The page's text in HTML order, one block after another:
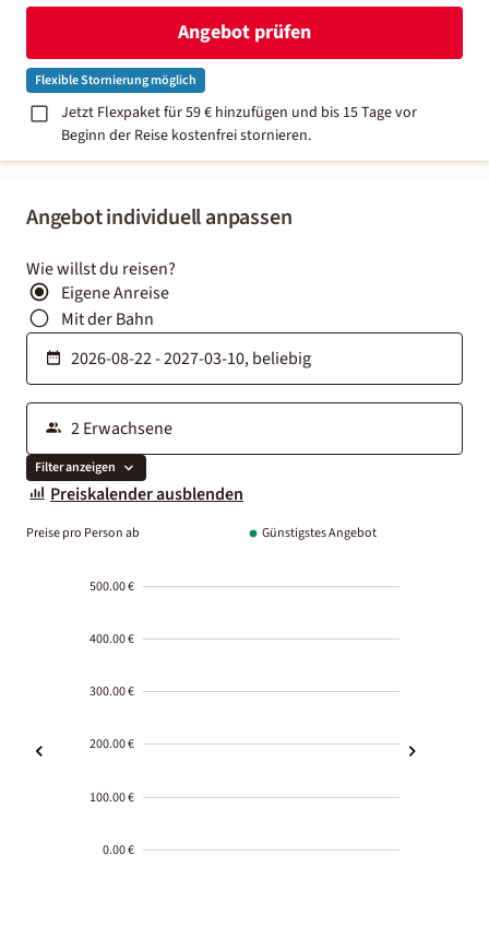
Angebot individuell anpassen
Wie willst du reisen?
Eigene Anreise
Mit der Bahn
Filter anzeigen
Preiskalender ausblenden
Preise pro Person ab Günstigstes Angebot
500.00 €
400.00 €
300.00 €
200.00 €
100.00 €
0.00 €
Angebot prüfen
Flexible Stornierung möglich
Jetzt Flexpaket für 59 € hinzufügen und bis 15 Tage vor
Beginn der Reise kostenfrei stornieren.